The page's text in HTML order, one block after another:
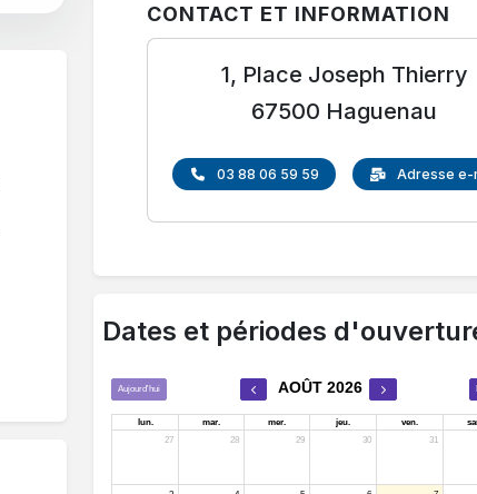
CONTACT ET INFORMATION
1, Place Joseph Thierry
67500 Haguenau
03 88 06 59 59 Adresse e-
Dates et périodes